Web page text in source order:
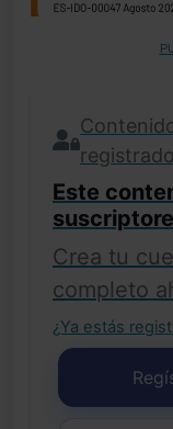
Este
Crea tu
completo
¿Ya estás